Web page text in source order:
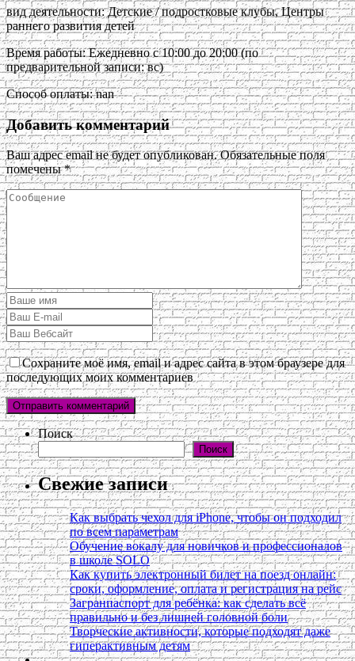
вид деятельности: Детские / подростковые клубы, Центры
раннего развития детей
Время работы: Ежедневно с 10:00 до 20:00 (по
предварительной записи: вс)
Способ оплаты: nan
Добавить комментарий
Ваш адрес email не будет опубликован. Обязательные поля
помечены*
Сохраните моё имя, email и адрес сайта в этом браузере для
последующих моих комментариев
Поиск
Поиск
Свежие записи
Как выбрать чехол для iPhone, чтобы он подходил
по всем параметрам
Обучение вокалу для новичков и профессионалов
в школе SOLO
Как купить электронный билет на поезд онлайн:
сроки, оформление, оплата и регистрация на рейс
Загранпаспорт для ребёнка: как сделать всё
правильно и без лишней головной боли
Творческие активности, которые подходят даже
гиперактивным детям